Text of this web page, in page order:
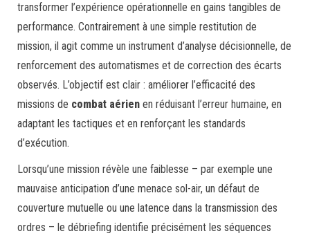
transformer l’expérience opérationnelle en gains tangibles de
performance. Contrairement à une simple restitution de
mission, il agit comme un instrument d’analyse décisionnelle, de
renforcement des automatismes et de correction des écarts
observés. L’objectif est clair : améliorer l’efficacité des
missions de combat aérien en réduisant l’erreur humaine, en
adaptant les tactiques et en renforçant les standards
d’exécution.
Lorsqu’une mission révèle une faiblesse – par exemple une
mauvaise anticipation d’une menace sol-air, un défaut de
couverture mutuelle ou une latence dans la transmission des
ordres – le débriefing identifie précisément les séquences